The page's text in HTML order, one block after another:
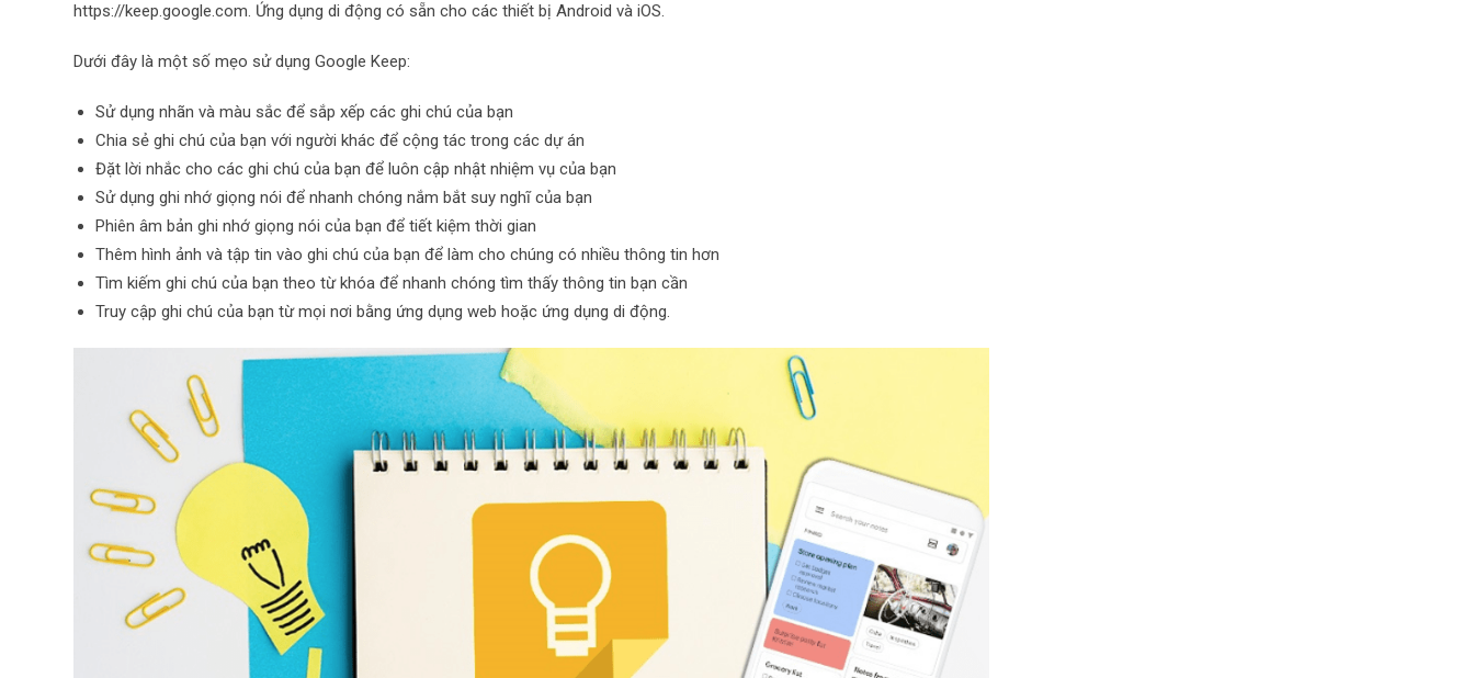
https://keep.google.com. Ứng dụng di động có sẵn cho các thiết bị Android và iOS.
Dưới đây là một số mẹo sử dụng Google Keep:
Sử dụng nhãn và màu sắc để sắp xếp các ghi chú của bạn
Chia sẻ ghi chú của bạn với người khác để cộng tác trong các dự án
Đặt lời nhắc cho các ghi chú của bạn để luôn cập nhật nhiệm vụ của bạn
Sử dụng ghi nhớ giọng nói để nhanh chóng nắm bắt suy nghĩ của bạn
Phiên âm bản ghi nhớ giọng nói của bạn để tiết kiệm thời gian
Thêm hình ảnh và tập tin vào ghi chú của bạn để làm cho chúng có nhiều thông tin hơn
Tìm kiếm ghi chú của bạn theo từ khóa để nhanh chóng tìm thấy thông tin bạn cần
Truy cập ghi chú của bạn từ mọi nơi bằng ứng dụng web hoặc ứng dụng di động.